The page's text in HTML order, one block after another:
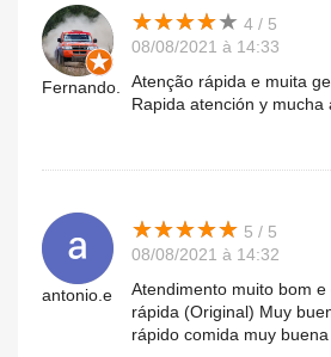
Fernando.
★★★★★
★★★★★ 4 / 5
08/08/2021 à 14:33
Atenção rápida e muita
Rapida atención y mucha
antonio.e
★★★★★
★★★★★ 5 / 5
08/08/2021 à 14:32
Atendimento muito bom
rápida (Original) Muy
rápido comida muy buena